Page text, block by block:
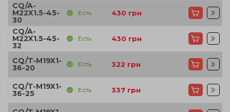
CQ/A-
M22X1.5-45-
30
Есть 430 грн
CQ/A-
M22X1.5-45-
32
Есть 430 грн
CQ/T-M19X1-
36-20 Есть 322 грн
CQ/T-M19X1-
36-25 Есть 337 грн